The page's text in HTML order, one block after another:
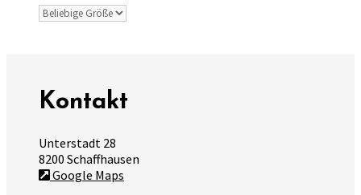
Kontakt
Unterstadt 28
8200 Schaffhausen
Google Maps